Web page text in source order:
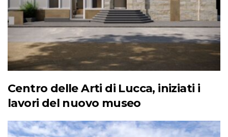
Centro delle Arti di Lucca, iniziati i
lavori del nuovo museo